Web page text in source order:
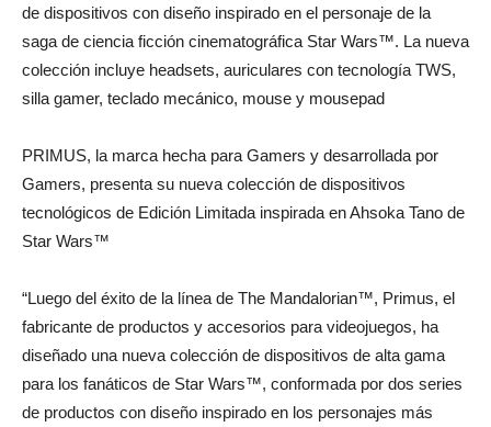
de dispositivos con diseño inspirado en el personaje de la
saga de ciencia ficción cinematográfica Star Wars™. La nueva
colección incluye headsets, auriculares con tecnología TWS,
silla gamer, teclado mecánico, mouse y mousepad
PRIMUS, la marca hecha para Gamers y desarrollada por
Gamers, presenta su nueva colección de dispositivos
tecnológicos de Edición Limitada inspirada en Ahsoka Tano de
Star Wars™
“Luego del éxito de la línea de The Mandalorian™, Primus, el
fabricante de productos y accesorios para videojuegos, ha
diseñado una nueva colección de dispositivos de alta gama
para los fanáticos de Star Wars™, conformada por dos series
de productos con diseño inspirado en los personajes más